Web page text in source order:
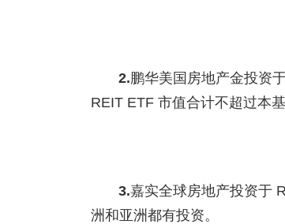
2.鹏华美国房地产金投资
REIT ETF 市值合计不超过本
3.嘉实全球房地产投资于
洲和亚洲都有投资。